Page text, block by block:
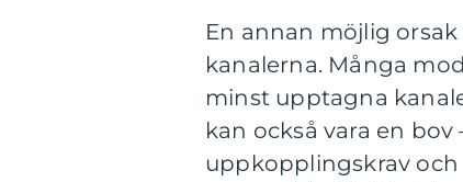
En annan möjlig
kanalerna. Många
minst upptagna
kan också vara en
uppkopplingskrav